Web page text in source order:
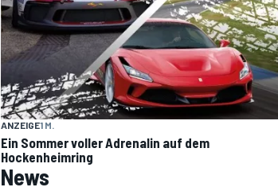
SPORTWAGEN
ANZEIGE1 M.
Ein Sommer voller Adrenalin auf dem
Hockenheimring
News